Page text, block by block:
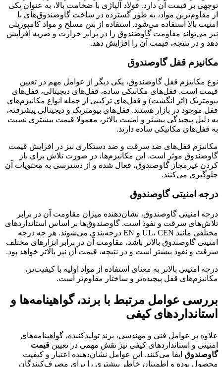
توجهی بر قیمت آن دارد. فولاد آلیاژی با ضخامت بالا، به عنوان یکی
از مقاوم‌ترین مواد، به طور گسترده در ساخت گاوصندوق‌های با
امنیت بالا استفاده می‌شود. استفاده از بتن مسلح و مواد کامپوزیتی
نیز می‌تواند مقاومت گاوصندوق را در برابر حرارت و ضربه افزایش
دهد و در نتیجه، قیمت آن را افزایش دهد.
مکانیزم قفل گاوصندوق
نوع مکانیزم قفل گاوصندوق، یکی دیگر از عوامل مهم در تعیین
قیمت است. قفل‌های مکانیکی ساده، قفل‌های دیجیتالی، قفل‌های
بیومتریک (اثر انگشت) و قفل‌های ترکیبی از جمله انواع مکانیزم‌های
قفل موجود در بازار هستند. قفل‌های بیومتریک و دیجیتالی پیشرفته،
به دلیل پیچیدگی بیشتر و امنیت بالاتر، معمولا قیمت بیشتری نسبت
به قفل‌های مکانیکی ساده دارند.
مکانیزم قفل‌های ضد سرقت و ضد دستکاری نیز در افزایش قیمت
گاوصندوق موثر است. این مکانیزم‌ها، در صورت تلاش برای باز
کردن غیرمجاز گاوصندوق، فعال شده و از دسترسی به محتویات آن
جلوگیری می‌کنند.
درجه امنیتی گاوصندوق
درجه امنیتی گاوصندوق، نشان‌دهنده میزان مقاومت آن در برابر
تلاش‌های سرقت و نفوذ است. گاوصندوق‌ها بر اساس استانداردهای
مختلفی مانند UL، CEN و EN درجه‌بندی می‌شوند. هر چه درجه
امنیتی گاوصندوق بالاتر باشد، مقاومت آن در برابر ابزارهای مختلف
سرقت و نفوذ بیشتر است و در نتیجه، قیمت آن نیز بالاتر خواهد بود.
درجه امنیتی بالاتر به معنای استفاده از مواد اولیه با کیفیت‌تر،
مکانیزم‌های قفل پیچیده‌تر و ساختار مقاوم‌تر است.
بررسی عوامل مرتبط با برند، گواهینامه‌ها و
استانداردهای کیفی
علاوه بر عوامل فنی و مهندسی، برند تولیدکننده، گواهینامه‌های
امنیتی و استانداردهای کیفی نیز نقش مهمی در تعیین قیمت
گاوصندوق ایفا می‌کنند. این عوامل نشان‌دهنده اعتبار و کیفیت
محصول بوده و اطمینان خاطر بیشتری را برای مصرف‌کنندگان